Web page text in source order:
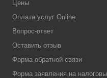
Цены
Оплата услуг Online
Вопрос-ответ
Оставить отзыв
Форма обратной связи
Форма заявления на